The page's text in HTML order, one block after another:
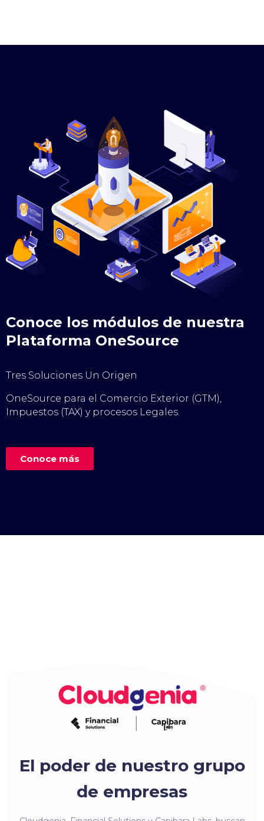
Conoce los módulos de nuestra
Plataforma OneSource
Tres Soluciones Un Origen
OneSource para el Comercio Exterior (GTM),
Impuestos (TAX) y procesos Legales.
Conoce más
El poder de nuestro grupo
de empresas